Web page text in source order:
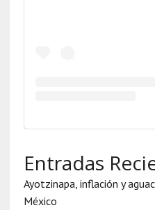
Entradas
Ayotzinapa, inflación y
México